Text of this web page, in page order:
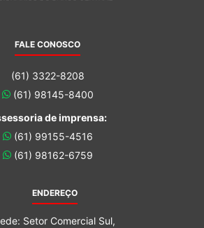
FALE CONOSCO
(61) 3322-8208
(61) 98145-8400
de imprensa:
(61) 99155-4516
(61) 98162-6759
ENDEREÇO
Setor Comercial Sul,